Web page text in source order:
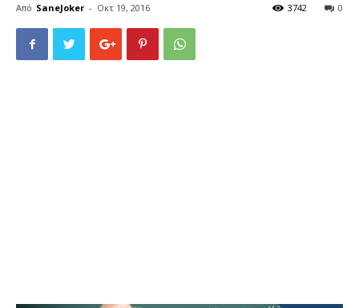
Από SaneJoker - Οκτ 19, 2016 0
3742